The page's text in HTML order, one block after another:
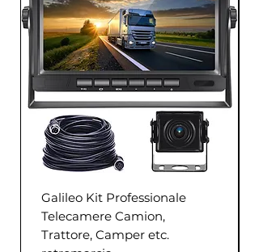
Galileo Kit Professionale
Telecamere Camion,
Trattore, Camper etc.